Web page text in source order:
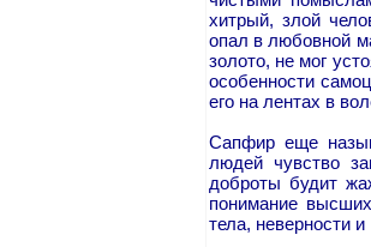
хитрый, злой
опал в любовной
золото, не мог
особенности
его на лентах в
Сапфир еще
людей чувство
доброты будит
понимание
тела, неверности